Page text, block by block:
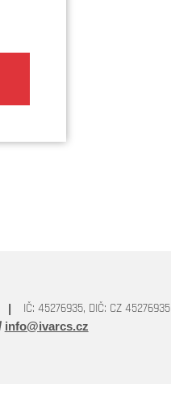
IČ: 45276935, DIČ: CZ 45276935
info@ivarcs.cz